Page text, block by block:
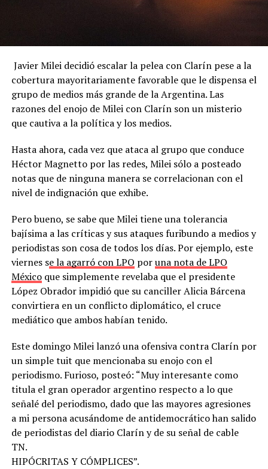
Javier Milei decidió escalar la pelea con Clarín pese a la
cobertura mayoritariamente favorable que le dispensa el
grupo de medios más grande de la Argentina. Las
razones del enojo de Milei con Clarín son un misterio
que cautiva a la política y los medios.
Hasta ahora, cada vez que ataca al grupo que conduce
Héctor Magnetto por las redes, Milei sólo a posteado
notas que de ninguna manera se correlacionan con el
nivel de indignación que exhibe.
Pero bueno, se sabe que Milei tiene una tolerancia
bajísima a las críticas y sus ataques furibundo a medios y
periodistas son cosa de todos los días. Por ejemplo, este
viernes se la agarró con LPO poruna nota de LPO
Méxicoque simplemente revelaba que el presidente
López Obrador impidió que su canciller Alicia Bárcena
convirtiera en un conflicto diplomático, el cruce
mediático que ambos habían tenido.
Este domingo Milei lanzó una ofensiva contra Clarín por
un simple tuit que mencionaba su enojo con el
periodismo. Furioso, posteó: “Muy interesante como
titula el gran operador argentino respecto a lo que
señalé del periodismo, dado que las mayores agresiones
a mi persona acusándome de antidemocrático han salido
de periodistas del diario Clarín y de su señal de cable
TN.
HIPÓCRITAS Y CÓMPLICES”.